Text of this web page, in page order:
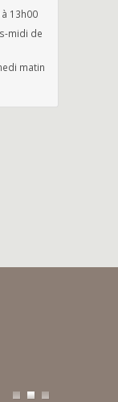
13h00
midi de
matin